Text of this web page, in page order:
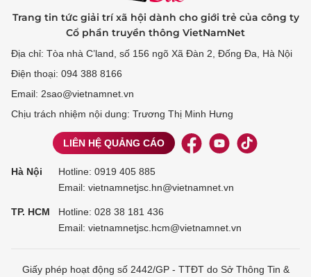
Trang tin tức giải trí xã hội dành cho giới trẻ của công ty
Cổ phần truyền thông VietNamNet
Địa chỉ: Tòa nhà C’land, số 156 ngõ Xã Đàn 2, Đống Đa, Hà Nội
Điện thoại: 094 388 8166
Email: 2sao@vietnamnet.vn
Chịu trách nhiệm nội dung: Trương Thị Minh Hưng
LIÊN HỆ QUẢNG CÁO
Hà Nội Hotline: 0919 405 885
Email: vietnamnetjsc.hn@vietnamnet.vn
TP. HCM Hotline: 028 38 181 436
Email: vietnamnetjsc.hcm@vietnamnet.vn
Giấy phép hoạt động số 2442/GP - TTĐT do Sở Thông Tin &